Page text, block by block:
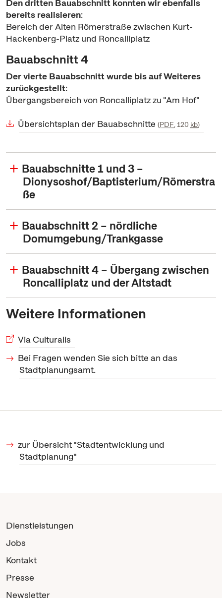
Den dritten Bauabschnitt konnten wir ebenfalls
bereits realisieren:
Bereich der Alten Römerstraße zwischen Kurt-
Hackenberg-Platz und Roncalliplatz
Bauabschnitt 4
Der vierte Bauabschnitt wurde bis auf Weiteres
zurückgestellt:
Übergangsbereich von Roncalliplatz zu "Am Hof"
Übersichtsplan der Bauabschnitte PDF , 120 kb
Bauabschnitte 1 und 3 –
Dionysoshof/Baptisterium/Römerstra
ße
Bauabschnitt 2 – nördliche
Domumgebung/Trankgasse
Bauabschnitt 4 – Übergang zwischen
Roncalliplatz und der Altstadt
Weitere Informationen
Via Culturalis
Bei Fragen wenden Sie sich bitte an das
Stadtplanungsamt.
zur Übersicht "Stadtentwicklung und
Stadtplanung"
Dienstleistungen
Jobs
Kontakt
Presse
Newsletter